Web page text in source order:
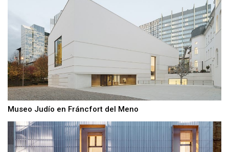
Museo Judío en Fráncfort del Meno